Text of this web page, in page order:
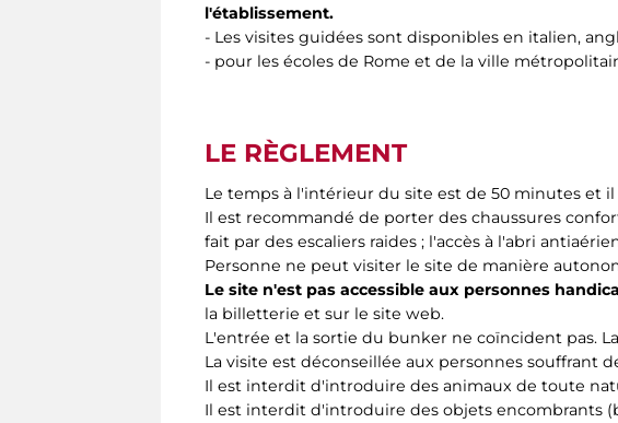
l'établissement.
- Les visites guidées sont disponibles en italien,
- pour les écoles de Rome et de la ville
LE RÈGLEMENT
Le temps à l'intérieur du site est de 50 minutes et
Il est recommandé de porter des chaussures
fait par des escaliers raides ; l'accès à l'abri
Personne ne peut visiter le site de manière
Le site n'est pas accessible aux personnes
la billetterie et sur le site web.
L'entrée et la sortie du bunker ne coïncident pas.
La visite est déconseillée aux personnes
Il est interdit d'introduire des animaux de toute
Il est interdit d'introduire des objets encombrants